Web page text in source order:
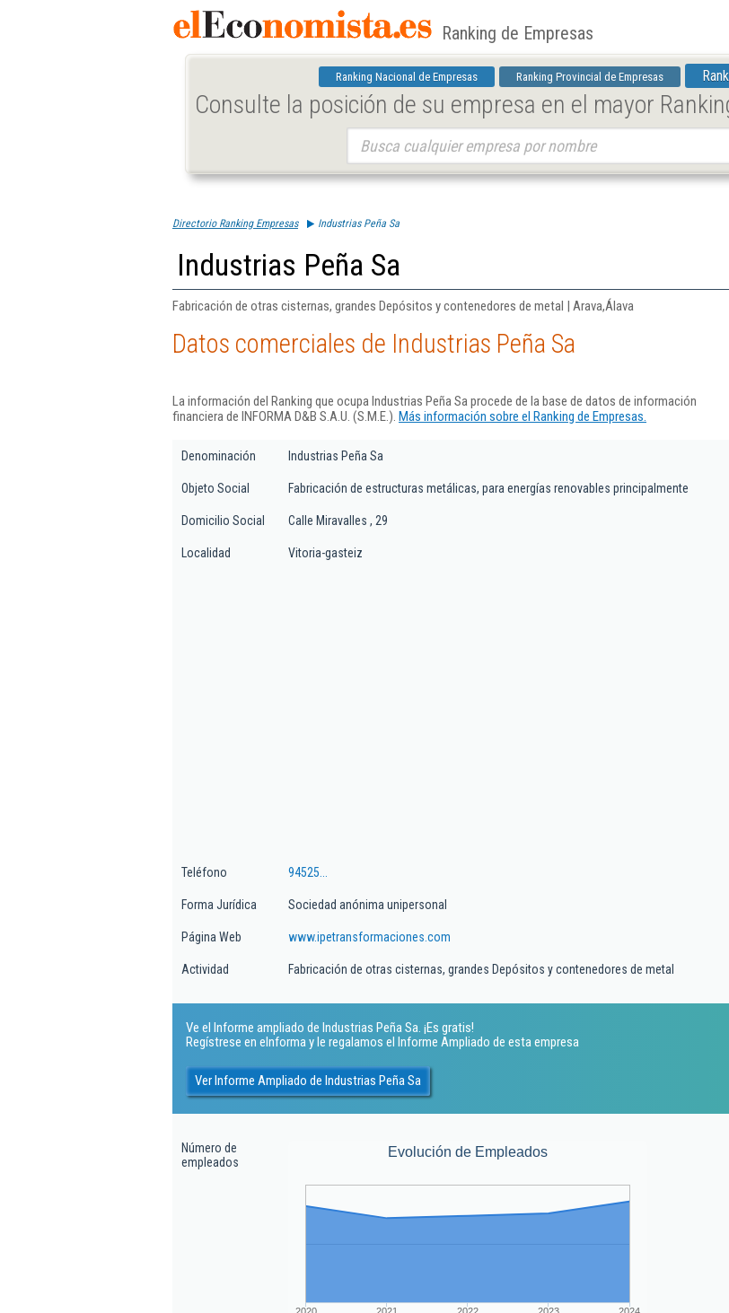
Ranking de Empresas
Ranking Nacional de Empresas Ranking Provincial de Empresas
Consulte la posición de su empresa en el mayor
Directorio Ranking Empresas Industrias Peña Sa
Industrias Peña Sa
Fabricación de otras cisternas, grandes Depósitos y contenedores de metal | Arava,Álava
Datos comerciales de Industrias Peña Sa
La información del Ranking que ocupa Industrias Peña Sa procede de la base de datos de información
financiera de INFORMA D&B S.A.U. (S.M.E.). Más información sobre el Ranking de Empresas.
Denominación Industrias Peña Sa
Objeto Social Fabricación de estructuras metálicas, para energías renovables principalmente
Domicilio Social Calle Miravalles , 29
Localidad Vitoria-gasteiz
Teléfono 94525...
Forma Jurídica Sociedad anónima unipersonal
Página Web www.ipetransformaciones.com
Actividad Fabricación de otras cisternas, grandes Depósitos y contenedores de metal
Ve el Informe ampliado de Industrias Peña Sa. ¡Es gratis!
Regístrese en eInforma y le regalamos el Informe Ampliado de esta empresa
Ver Informe Ampliado de Industrias Peña Sa
Número de
empleados
Evolución de Empleados